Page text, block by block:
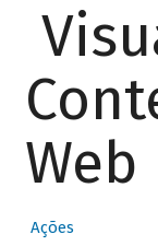
Web
Ações